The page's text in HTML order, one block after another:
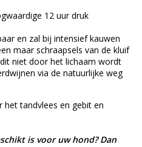
12 uur druk
en zal bij intensief kauwen
maar schraapsels van de kluif
niet door het lichaam wordt
via de natuurlijke weg
tandvlees en gebit en
is voor uw hond? Dan